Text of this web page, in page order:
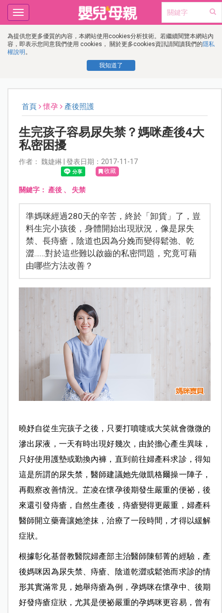
為提供您更多優質的內容，本網站使用cookies分析技術。若繼續閱覽本網站內
容，即表示您同意我們使用 cookies， 關於更多cookies資訊請閱讀我們的隱私
權說明 。
我知道了
Toggle
navigation
首頁 懷孕 產後照護
生完孩子容易尿失禁？媽咪產後4大
私密困擾
作者： 魏婕綝 | 發表日期：2017-11-17
收藏
關鍵字： 產後、 失禁
準媽咪經過280天的辛苦，終於「卸貨」了，豈
料生完小孩後，身體開始出現狀況，像是尿失
禁、長痔瘡，陰道也因為分娩而變得鬆弛、乾
澀……對於這些難以啟齒的私密問題，究竟可藉
由哪些方法改善？
曉妤自從生完孩子之後，只要打噴嚏或大笑就會微微的
滲出尿液，一天有時出現好幾次，由於擔心產生異味，
只好使用護墊或勤換內褲，直到前往婦產科求診，得知
這是所謂的尿失禁，醫師建議她先做凱格爾操一陣子，
再觀察改善情況。芷凌在懷孕後期發生嚴重的便祕，後
來還引發痔瘡，自然生產後，痔瘡變得更嚴重，婦產科
醫師開立藥膏讓她塗抹，治療了一段時間，才得以緩解
症狀。
根據彰化基督教醫院婦產部主治醫師陳郁菁的經驗，產
後媽咪因為尿失禁、痔瘡、陰道乾澀或鬆弛而求診的情
形其實滿常見，她舉痔瘡為例，孕媽咪在懷孕中、後期
好發痔瘡症狀，尤其是便祕嚴重的孕媽咪更容易，曾有